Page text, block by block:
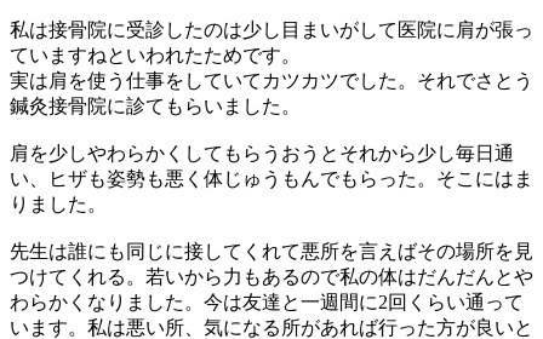
私は接骨院に受診したのは少し目まいがして医院に肩が張っ
ていますねといわれたためです。
実は肩を使う仕事をしていてカツカツでした。それでさとう
鍼灸接骨院に診てもらいました。
肩を少しやわらかくしてもらうおうとそれから少し毎日通
い、ヒザも姿勢も悪く体じゅうもんでもらった。そこにはま
りました。
先生は誰にも同じに接してくれて悪所を言えばその場所を見
つけてくれる。若いから力もあるので私の体はだんだんとや
わらかくなりました。今は友達と一週間に2回くらい通って
います。私は悪い所、気になる所があれば行った方が良いと